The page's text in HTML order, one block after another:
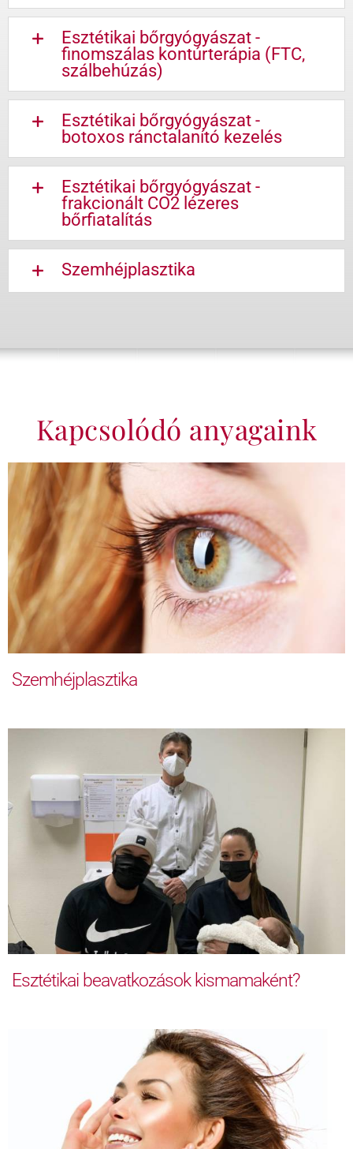
Esztétikai bőrgyógyászat -
finomszálas kontúrterápia (FTC,
szálbehúzás)
Esztétikai bőrgyógyászat -
botoxos ránctalanító kezelés
Esztétikai bőrgyógyászat -
frakcionált CO2 lézeres
bőrfiatalítás
Szemhéjplasztika
Kapcsolódó anyagaink
Szemhéjplasztika
Esztétikai beavatkozások kismamaként?